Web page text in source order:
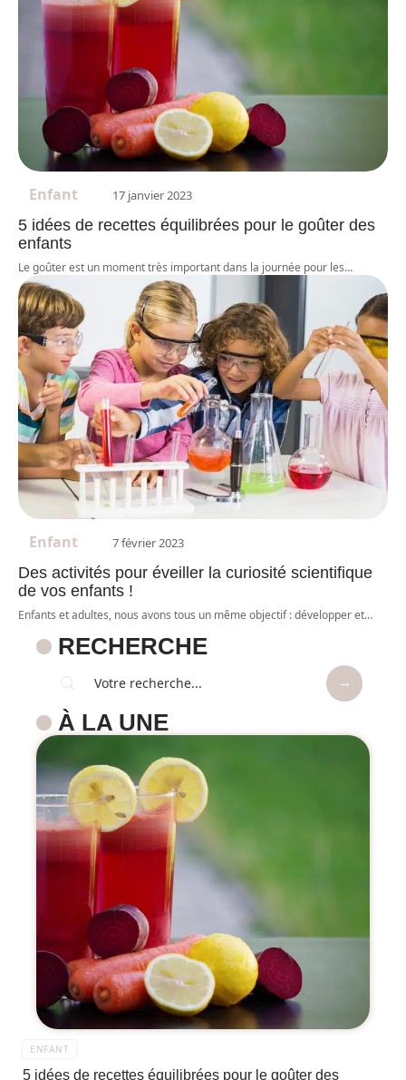
Enfant 17 janvier 2023
5 idées de recettes équilibrées pour le goûter des
enfants
Le goûter est un moment très important dans la journée pour les…
Enfant 7 février 2023
Des activités pour éveiller la curiosité scientifique
de vos enfants !
Enfants et adultes, nous avons tous un même objectif : développer et…
RECHERCHE
À LA UNE
ENFANT
5 idées de recettes équilibrées pour le goûter des